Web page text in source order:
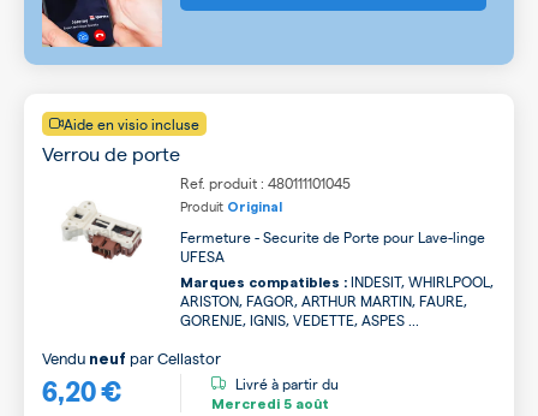
Aide en visio incluse
Verrou de porte
Ref. produit : 480111101045
Produit Original
Fermeture - Securite de Porte pour Lave-linge
UFESA
Marques compatibles : INDESIT, WHIRLPOOL,
ARISTON, FAGOR, ARTHUR MARTIN, FAURE,
GORENJE, IGNIS, VEDETTE, ASPES ...
6,20 €
Vendu neuf parCellastor
Livré à partir du
Mercredi 5 août